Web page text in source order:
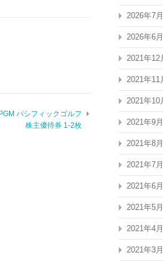
パシフィックゴルフ
株主優待券 1-2枚
2026年7月
2026年6月
2021年12
2021年11
2021年10
2021年9月
2021年8月
2021年7月
2021年6月
2021年5月
2021年4月
2021年3月